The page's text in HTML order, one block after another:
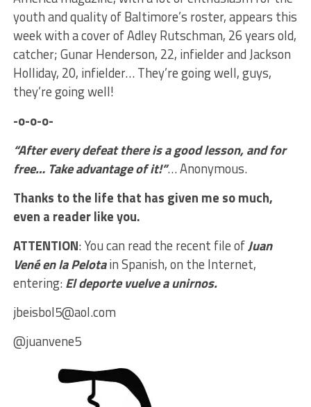
youth and quality of Baltimore’s roster, appears this
week with a cover of Adley Rutschman, 26 years old,
catcher; Gunar Henderson, 22, infielder and Jackson
Holliday, 20, infielder… They’re going well, guys,
they’re going well!
-o-o-o-
“After every defeat there is a good lesson, and for
free… Take advantage of it!”… Anonymous.
Thanks to the life that has given me so much,
even a reader like you.
ATTENTION: You can read the recent file ofJuan
Vené en la Pelotain Spanish, on the Internet,
entering:El deporte vuelve a unirnos.
jbeisbol5@aol.com
@juanvene5